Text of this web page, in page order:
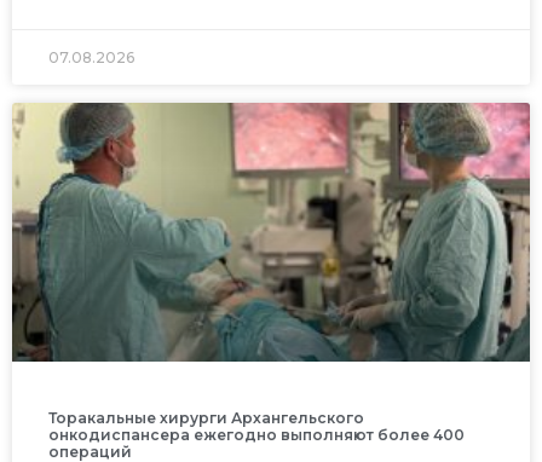
07.08.2026
Торакальные хирурги Архангельского
онкодиспансера ежегодно выполняют более 400
операций